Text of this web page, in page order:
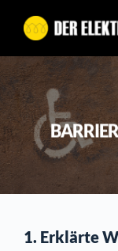
Inhalt
springen
1. Erklärte